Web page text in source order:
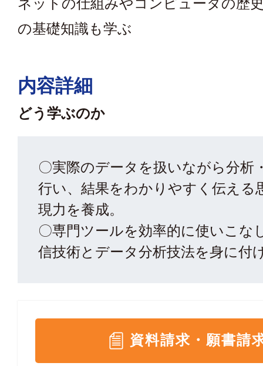
ネットの仕組みやコンピュータの歴
の基礎知識も学ぶ
内容詳細
どう学ぶのか
〇実際のデータを扱いながら分析
行い、結果をわかりやすく伝える
現力を養成。
〇専門ツールを効率的に使いこな
信技術とデータ分析技法を身に付
資料請求・願書請